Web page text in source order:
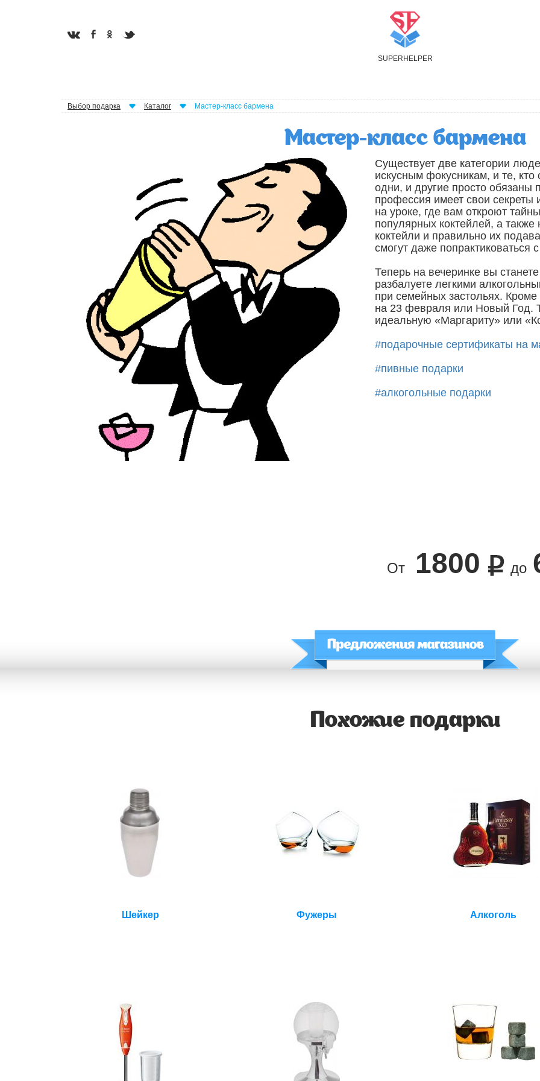
SUPER H ELPER
Выбор подарка Каталог Мастер-класс бармена
Мастер-класс бармена
Существует две категории
искусным фокусникам, и те, кто
одни, и другие просто обязаны
профессия имеет свои секреты
на уроке, где вам откроют
популярных коктейлей, а также
коктейли и правильно их
смогут даже
Теперь на вечеринке вы
разбалуете легкими
при семейных застольях. Кроме
на 23 февраля или Новый Год.
идеальную «Маргариту» или
#подарочные сертификаты на
#пивные подарки
#алкогольные подарки
От 1800 до
Похожие подарки
Шейкер Фужеры Алкоголь